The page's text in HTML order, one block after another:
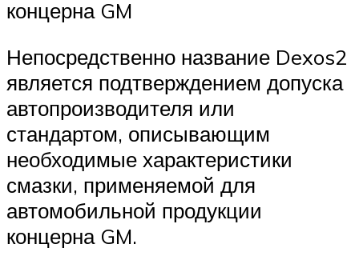
концерна GM
Непосредственно название Dexos2
является подтверждением допуска
автопроизводителя или
стандартом, описывающим
необходимые характеристики
смазки, применяемой для
автомобильной продукции
концерна GM.